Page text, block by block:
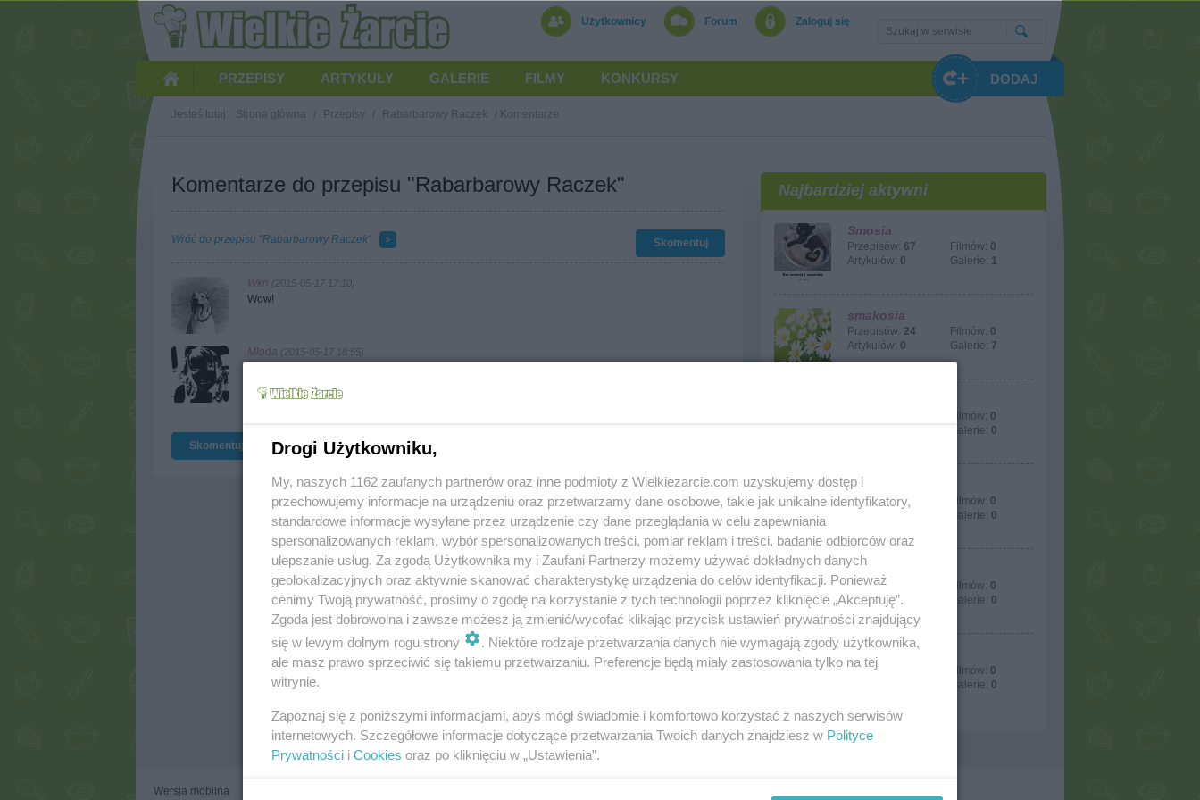
Użytkownicy Forum Zaloguj się
PRZEPISY ARTYKUŁY GALERIE FILMY KONKURSY DODAJ
Jesteś tutaj: Strona główna / Przepisy / Rabarbarowy Raczek / Komentarze
Komentarze do przepisu "Rabarbarowy Raczek"
Skomentuj
Wróć do przepisu "Rabarbarowy Raczek"
Wkn (2015-05-17 17:10)
Wow!
Mloda (2015-05-17 18:55)
Skomentuj
Najbardziej aktywni
Smosia
Przepisów: 67
Artykułów: 0
Filmów: 0
Galerie: 1
smakosia
Przepisów: 24
Artykułów: 0
Filmów: 0
Galerie: 7
Filmów: 0
Galerie: 0
goplana2
Przepisów:29
Filmów: 0
Galerie: 0
ekkore
Przepisów:
Artykułów:7
Filmów: 0
Galerie: 0
gabigold
Przepisów: Filmów: 0
Galerie: 0
Wersja mobilna
Drogi Użytkowniku,
My, naszych 1162 zaufanych partnerów oraz inne podmioty z Wielkiezarcie.com uzyskujemy dostęp i
przechowujemy informacje na urządzeniu oraz przetwarzamy dane osobowe, takie jak unikalne identyfikatory,
standardowe informacje wysyłane przez urządzenie czy dane przeglądania w celu zapewniania
spersonalizowanych reklam, wybór spersonalizowanych treści, pomiar reklam i treści, badanie odbiorców oraz
ulepszanie usług. Za zgodą Użytkownika my i Zaufani Partnerzy możemy używać dokładnych danych
geolokalizacyjnych oraz aktywnie skanować charakterystykę urządzenia do celów identyfikacji. Ponieważ
cenimy Twoją prywatność, prosimy o zgodę na korzystanie z tych technologii poprzez kliknięcie „Akceptuję”.
Zgoda jest dobrowolna i zawsze możesz ją zmienić/wycofać klikając przycisk ustawień prywatności znajdujący
się w lewym dolnym rogu strony
. Niektóre rodzaje przetwarzania danych nie wymagają zgody użytkownika,
ale masz prawo sprzeciwić się takiemu przetwarzaniu. Preferencje będą miały zastosowania tylko na tej
witrynie.
Zapoznaj się z poniższymi informacjami, abyś mógł świadomie i komfortowo korzystać z naszych serwisów
internetowych. Szczegółowe informacje dotyczące przetwarzania Twoich danych znajdziesz w Polityce
Prywatności i Cookies oraz po kliknięciu w „Ustawienia”.